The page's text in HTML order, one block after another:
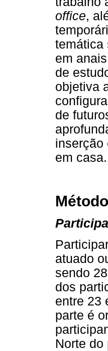
office,
temática
em
de
objetiva
de
inserção
em casa.
Método
atuado
sendo
dos
entre 23
parte é
Norte do